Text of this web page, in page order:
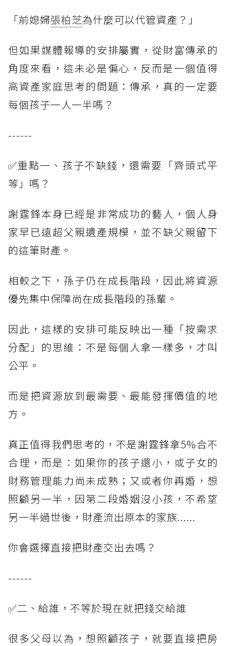
「前媳婦張柏芝為什麼可以代管資產？」
但如果媒體報導的安排屬實，從財富傳承的
角度來看，這未必是偏心，反而是一個值得
高資產家庭思考的問題：傳承，真的一定要
每個孩子一人一半嗎？
------
✅重點一、孩子不缺錢，還需要「齊頭式平
等」嗎？
謝霆鋒本身已經是非常成功的藝人，個人身
家早已遠超父親遺產規模，並不缺父親留下
的這筆財產。
相較之下，孫子仍在成長階段，因此將資源
優先集中保障尚在成長階段的孫輩。
因此，這樣的安排可能反映出一種「按需求
分配」的思維：不是每個人拿一樣多，才叫
公平。
而是把資源放到最需要、最能發揮價值的地
方。
真正值得我們思考的，不是謝霆鋒拿5%合不
合理，而是：如果你的孩子還小，或子女的
財務管理能力尚未成熟；又或者你再婚，想
照顧另一半，因第二段婚姻沒小孩，不希望
另一半過世後，財產流出原本的家族......
你會選擇直接把財產交出去嗎？
------
✅二、給誰，不等於現在就把錢交給誰
很多父母以為，想照顧孩子，就要直接把房